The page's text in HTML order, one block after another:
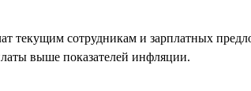
текущим сотрудникам и зарплатных
выше показателей инфляции.